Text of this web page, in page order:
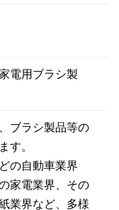
電用ブラシ製
ブラシ製品等の
す。
の自動車業界
家電業界、その
業界など、多様